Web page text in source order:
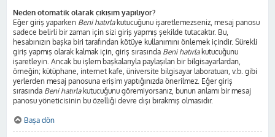
Neden otomatik olarak çıkışım yapılıyor?
Eğer giriş yaparken Beni hatırlakutucuğunu işaretlemezseniz, mesaj panosu
sadece belirli bir zaman için sizi giriş yapmış şekilde tutacaktır. Bu,
hesabınızın başka biri tarafından kötüye kullanımını önlemek içindir. Sürekli
giriş yapmış olarak kalmak için, giriş sırasında Beni hatırlakutucuğunu
işaretleyin. Ancak bu işlem başkalarıyla paylaşılan bir bilgisayarlardan,
örneğin; kütüphane, internet kafe, üniversite bilgisayar laboratuarı, v.b. gibi
yerlerden mesaj panosuna erişim yaptığınızda önerilmez. Eğer giriş
sırasında Beni hatırlakutucuğunu göremiyorsanız, bunun anlamı bir mesaj
panosu yöneticisinin bu özelliği devre dışı bırakmış olmasıdır.
Başa dön